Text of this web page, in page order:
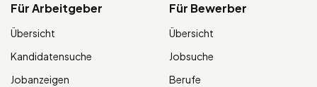
Für Arbeitgeber
Übersicht
Kandidatensuche
Jobanzeigen
Für Bewerber
Übersicht
Jobsuche
Berufe